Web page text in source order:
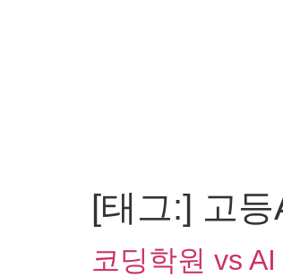
[태그:] 고등
코딩학원 vs